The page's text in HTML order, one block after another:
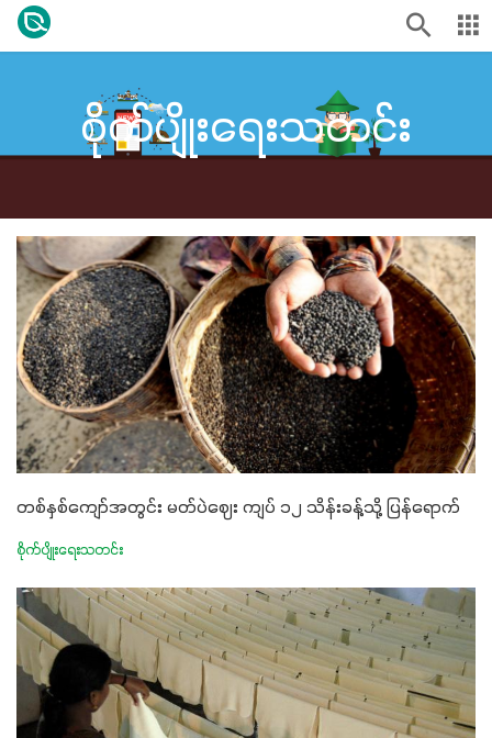
စိုက်ပျိုးရေးသတင်း
တစ်နှစ်ကျော်အတွင်း မတ်ပဲဈေး ကျပ် ၁၂ သိန်းခန့်သို့ ပြန်ရောက်
စိုက်ပျိုးရေးသတင်း